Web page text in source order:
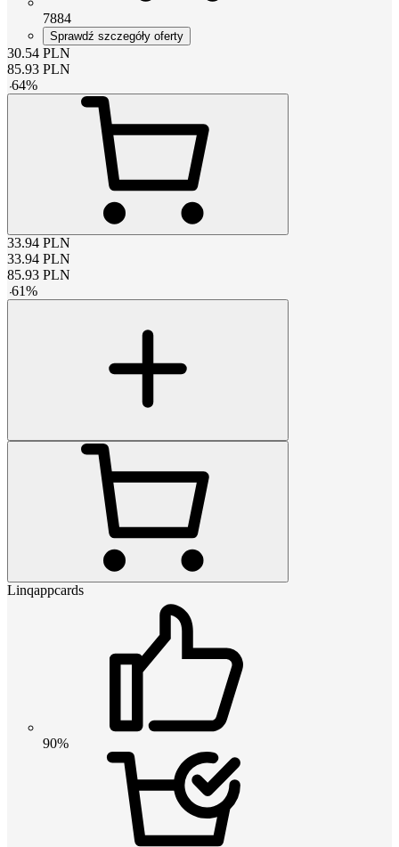
7884
Sprawdź szczegóły oferty
30.54 PLN
85.93 PLN
-64%
33.94 PLN
33.94 PLN
85.93 PLN
-61%
Linqappcards
90%